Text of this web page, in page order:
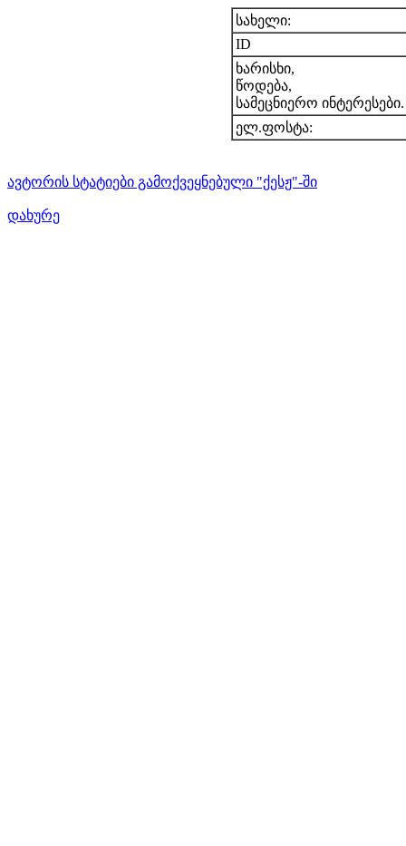
სახელი:
ID
ხარისხი,
წოდება,
სამეცნიერო ინტერესები.
ელ.ფოსტა:
ავტორის სტატიები გამოქვეყნებული "ქესჟ"-ში
დახურე